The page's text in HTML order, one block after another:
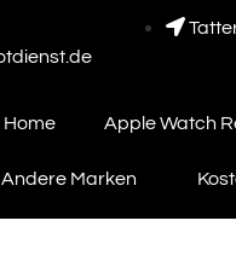
Home Apple Watch
Andere Marken